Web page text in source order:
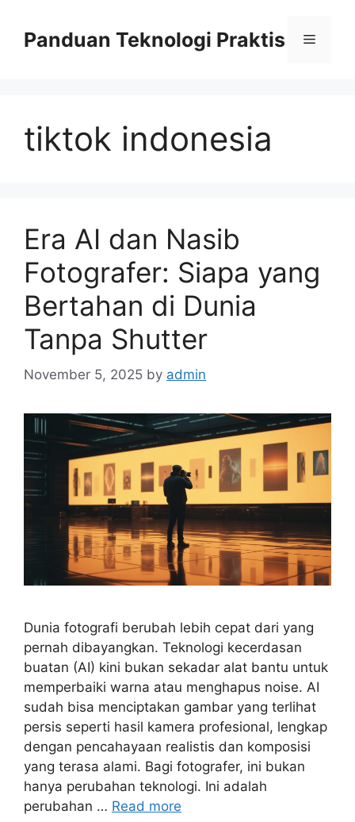
contentPanduan Teknologi Praktis Menu
tiktok indonesia
Era AI dan Nasib
Fotografer: Siapa yang
Bertahan di Dunia
Tanpa Shutter
November 5, 2025 by admin
Dunia fotografi berubah lebih cepat dari yang
pernah dibayangkan. Teknologi kecerdasan
buatan (AI) kini bukan sekadar alat bantu untuk
memperbaiki warna atau menghapus noise. AI
sudah bisa menciptakan gambar yang terlihat
persis seperti hasil kamera profesional, lengkap
dengan pencahayaan realistis dan komposisi
yang terasa alami. Bagi fotografer, ini bukan
hanya perubahan teknologi. Ini adalah
perubahan … Read more